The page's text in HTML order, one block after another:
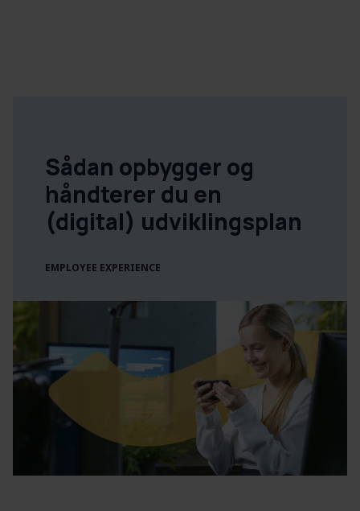
Sådan opbygger og
håndterer du en
(digital) udviklingsplan
EMPLOYEE EXPERIENCE